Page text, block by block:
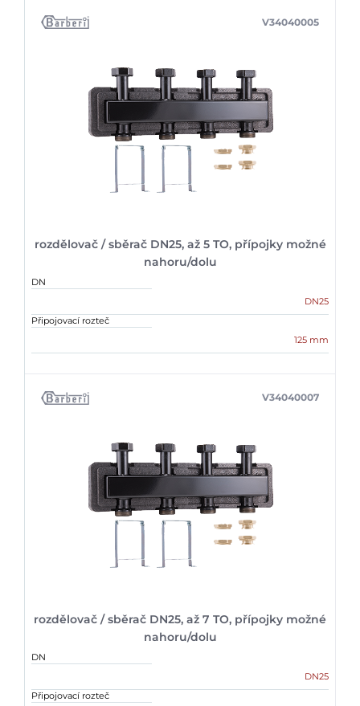
rozdělovač / sběrač DN25, až 5 TO, přípojky možné
nahoru/dolu
V34040005
DN
DN25
Připojovací rozteč
125 mm
rozdělovač / sběrač DN25, až 7 TO, přípojky možné
nahoru/dolu
V34040007
DN
DN25
Připojovací rozteč